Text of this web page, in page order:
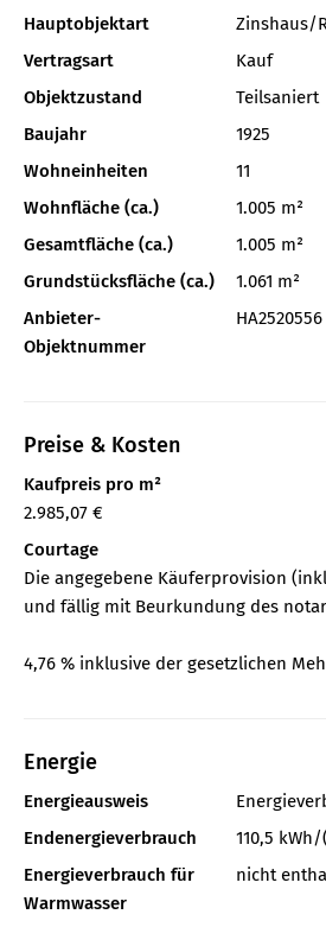
Hauptobjektart
Zinshaus/
Vertragsart
Kauf
Objektzustand
Teilsaniert
Baujahr
1925
Wohneinheiten
11
Wohnfläche (ca.)
1.005 m²
Gesamtfläche (ca.)
1.005 m²
Grundstücksfläche (ca.)
1.061 m²
Anbieter-
Objektnummer
HA2520556
Preise & Kosten
Kaufpreis pro m²
2.985,07 €
Courtage
Die angegebene Käuferprovision
und fällig mit Beurkundung des
4,76 % inklusive der gesetzlichen
Energie
Energieausweis
Endenergieverbrauch
110,5
Energieverbrauch für
Warmwasser
nicht